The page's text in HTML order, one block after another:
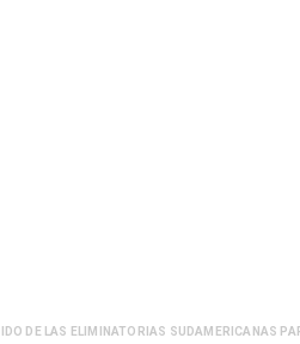
DE LAS ELIMINATORIAS SUDAMERICANAS